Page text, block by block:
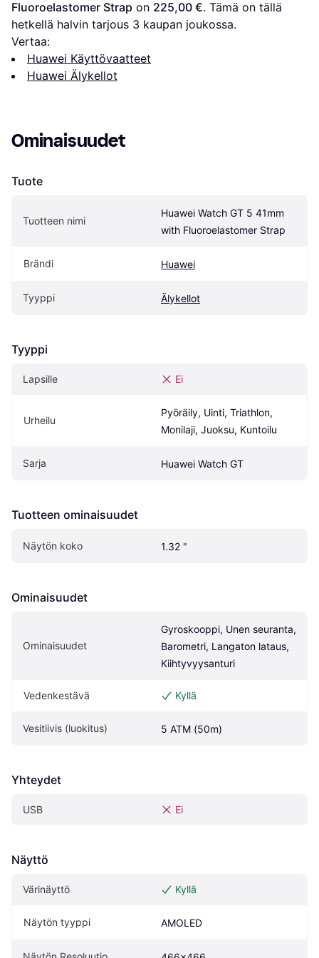
Fluoroelastomer Strap on 225,00 €. Tämä on tällä
hetkellä halvin tarjous 3 kaupan joukossa.
Vertaa:
Huawei Käyttövaatteet
Huawei Älykellot
Ominaisuudet
Tuote
Tuotteen nimi
Huawei Watch GT 5 41mm
with Fluoroelastomer Strap
Brändi Huawei
Tyyppi Älykellot
Tyyppi
Lapsille Ei
Urheilu
Pyöräily, Uinti, Triathlon,
Monilaji, Juoksu, Kuntoilu
Sarja Huawei Watch GT
Tuotteen ominaisuudet
Näytön koko 1.32 "
Ominaisuudet
Ominaisuudet
Gyroskooppi, Unen seuranta,
Barometri, Langaton lataus,
Kiihtyvyysanturi
Vedenkestävä Kyllä
Vesitiivis (luokitus) 5 ATM (50m)
Yhteydet
USB Ei
Näyttö
Värinäyttö Kyllä
Näytön tyyppi AMOLED